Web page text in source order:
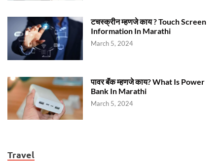
टचस्क्रीन म्हणजे काय ? Touch Screen
Information In Marathi
March 5, 2024
पावर बॅंक म्हणजे काय? What Is Power
Bank In Marathi
March 5, 2024
Travel